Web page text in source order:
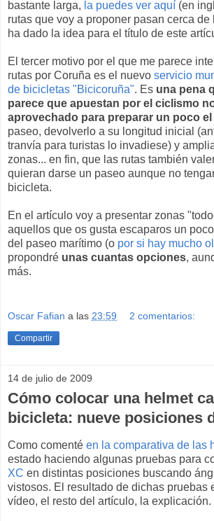
bastante larga, la puedes ver aquí (en
rutas que voy a proponer pasan cerca de
ha dado la idea para el título de este
El tercer motivo por el que me parece
rutas por Coruña es el nuevo servicio
de bicicletas "Bicicoruña". Es una pena
parece que apuestan por el ciclismo
aprovechado para preparar un poco
paseo, devolverlo a su longitud inicial
tranvía para turistas lo invadiese) y
zonas... en fin, que las rutas también
quieran darse un paseo aunque no
bicicleta.
En el artículo voy a presentar zonas
aquellos que os gusta escaparos un
del paseo marítimo (o por si hay mucho
propondré unas cuantas opciones,
más.
Oscar Fafian a las 23:59 2 comentarios:
Compartir
14 de julio de 2009
Cómo colocar una helmet
bicicleta: nueve posiciones
Como comenté en la comparativa de las
estado haciendo algunas pruebas para
XC en distintas posiciones buscando
vistosos. El resultado de dichas pruebas
vídeo, el resto del artículo, la explicación.